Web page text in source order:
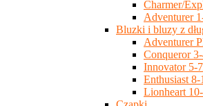
Charmer/
Adventurer
Bluzki i bluzy z
Adventurer
Conqueror
Innovator 5-
Enthusiast
Lionheart